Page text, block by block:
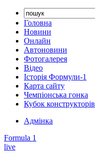
Головна
Новини
Онлайн
Автоновини
Фотогалерея
Відео
Історія Формули-1
Карта сайту
Чемпіонська гонка
Кубок конструкторів
Адмінка
Formula 1
live